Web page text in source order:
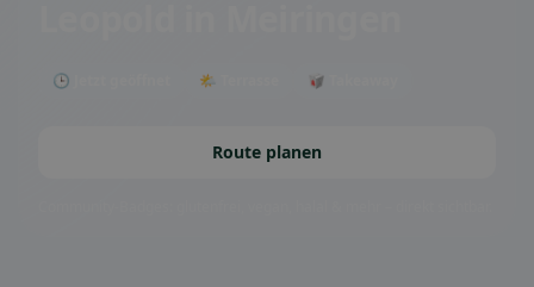
🕒 Jetzt geöffnet 🌤 Terrasse 🥡 Takeaway
Route planen